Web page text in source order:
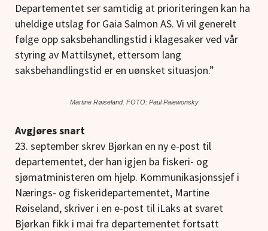
Departementet ser samtidig at prioriteringen kan ha
uheldige utslag for Gaia Salmon AS. Vi vil generelt
følge opp saksbehandlingstid i klagesaker ved vår
styring av Mattilsynet, ettersom lang
saksbehandlingstid er en uønsket situasjon.”
Martine Røiseland. FOTO: Paul Paiewonsky
Avgjøres snart
23. september skrev Bjørkan en ny e-post til
departementet, der han igjen ba fiskeri- og
sjømatministeren om hjelp. Kommunikasjonssjef i
Nærings- og fiskeridepartementet, Martine
Røiseland, skriver i en e-post til iLaks at svaret
Bjørkan fikk i mai fra departementet fortsatt